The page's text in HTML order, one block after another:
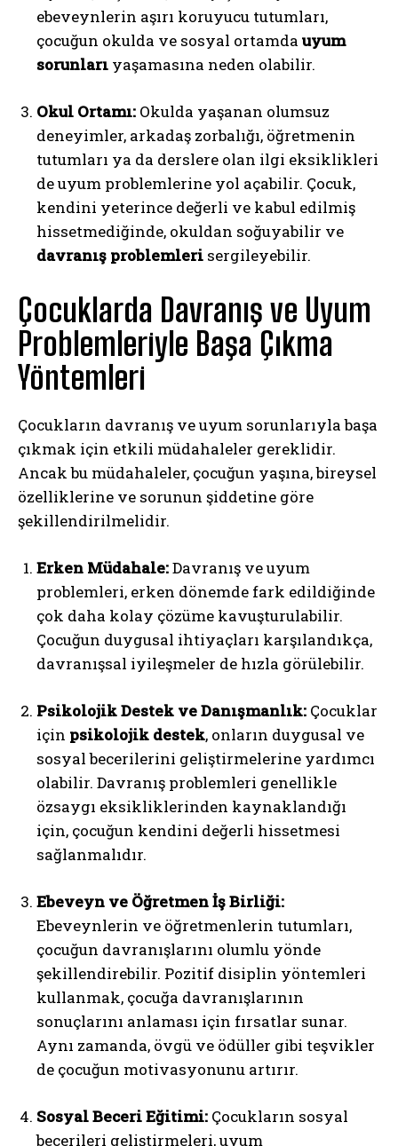
ebeveynlerin aşırı koruyucu tutumları,
çocuğun okulda ve sosyal ortamda uyum
sorunları yaşamasına neden olabilir.
Okul Ortamı: Okulda yaşanan olumsuz
deneyimler, arkadaş zorbalığı, öğretmenin
tutumları ya da derslere olan ilgi eksiklikleri
de uyum problemlerine yol açabilir. Çocuk,
kendini yeterince değerli ve kabul edilmiş
hissetmediğinde, okuldan soğuyabilir ve
davranış problemleri sergileyebilir.
Çocuklarda Davranış ve Uyum
Problemleriyle Başa Çıkma
Yöntemleri
Çocukların davranış ve uyum sorunlarıyla başa
çıkmak için etkili müdahaleler gereklidir.
Ancak bu müdahaleler, çocuğun yaşına, bireysel
özelliklerine ve sorunun şiddetine göre
şekillendirilmelidir.
Erken Müdahale:Davranış ve uyum
problemleri, erken dönemde fark edildiğinde
çok daha kolay çözüme kavuşturulabilir.
Çocuğun duygusal ihtiyaçları karşılandıkça,
davranışsal iyileşmeler de hızla görülebilir.
Psikolojik Destek ve Danışmanlık: Çocuklar
için psikolojik destek, onların duygusal ve
sosyal becerilerini geliştirmelerine yardımcı
olabilir. Davranış problemleri genellikle
özsaygı eksikliklerinden kaynaklandığı
için, çocuğun kendini değerli hissetmesi
sağlanmalıdır.
Ebeveyn ve Öğretmen İş Birliği:
Ebeveynlerin ve öğretmenlerin tutumları,
çocuğun davranışlarını olumlu yönde
şekillendirebilir. Pozitif disiplin yöntemleri
kullanmak, çocuğa davranışlarının
sonuçlarını anlaması için fırsatlar sunar.
Aynı zamanda, övgü ve ödüller gibi teşvikler
de çocuğun motivasyonunu artırır.
Sosyal Beceri Eğitimi: Çocukların sosyal
becerileri geliştirmeleri, uyum